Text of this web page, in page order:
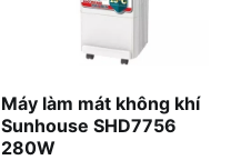
Máy làm mát không khí
Sunhouse SHD7756
280W